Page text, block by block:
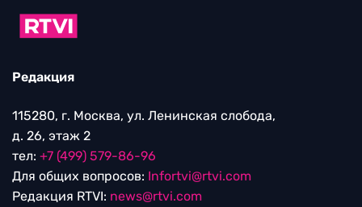
Редакция
115280, г. Москва, ул. Ленинская слобода,
д. 26, этаж 2
тел: +7 (499) 579-86-96
Для общих вопросов: Infortvi@rtvi.com
Редакция RTVI: news@rtvi.com